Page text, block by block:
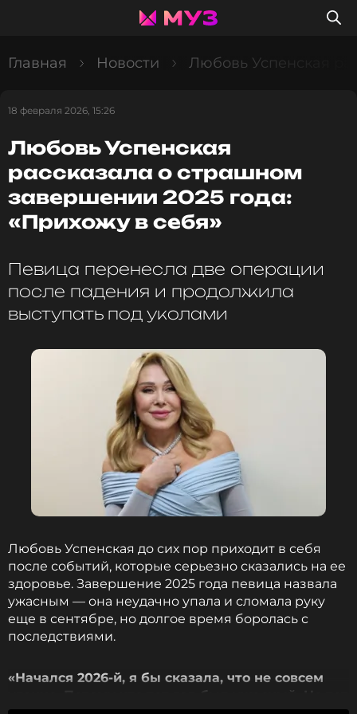
Главная Новости Любовь Успенская
18 февраля 2026, 15:26
Любовь Успенская
рассказала о страшном
завершении 2025 года:
«Прихожу в себя»
Певица перенесла две операции
после падения и продолжила
выступать под уколами
Любовь Успенская до сих пор приходит в себя
после событий, которые серьезно сказались на ее
здоровье. Завершение 2025 года певица назвала
ужасным — она неудачно упала и сломала руку
еще в сентябре, но долгое время боролась с
последствиями.
«Начался 2026-й, я бы сказала, что не совсем
удачно. Потому что тот год был ужасный. Но тот